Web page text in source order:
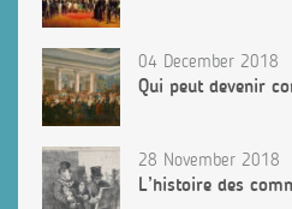
04 December 2018
Qui peut devenir
28 November 2018
L’histoire des